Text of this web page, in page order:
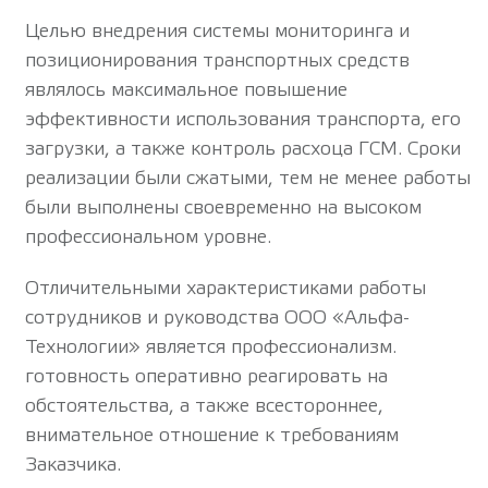
Целью внедрения системы мониторинга и
позиционирования транспортных средств
являлось максимальное повышение
эффективности использования транспорта, его
загрузки, а также контроль расхоца ГСМ. Сроки
реализации были сжатыми, тем не менее работы
были выполнены своевременно на высоком
профессиональном уровне.
Отличительными характеристиками работы
сотрудников и руководства ООО «Альфа-
Технологии» является профессионализм.
готовность оперативно реагировать на
обстоятельства, а также всестороннее,
внимательное отношение к требованиям
Заказчика.